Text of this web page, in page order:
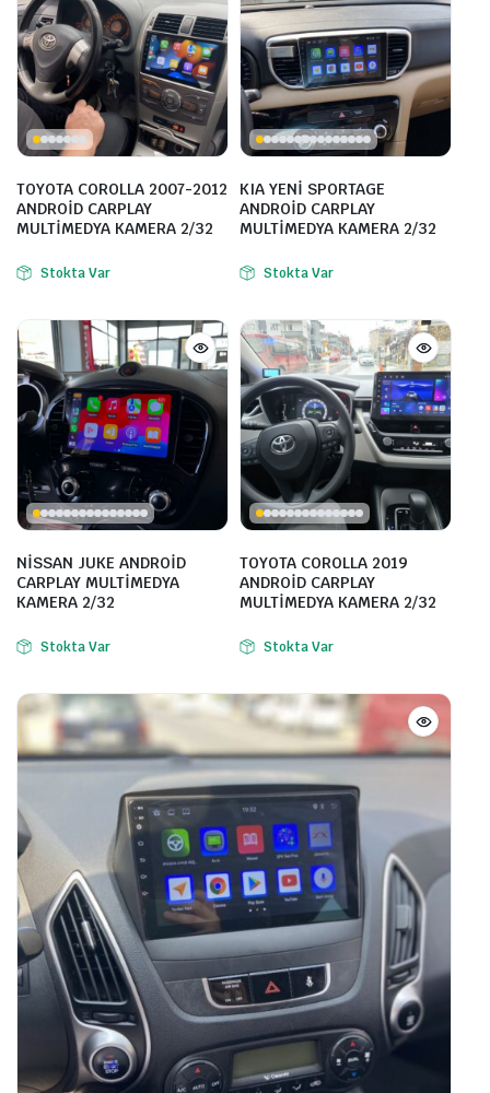
TOYOTA COROLLA 2007-2012
ANDROİD CARPLAY
MULTİMEDYA KAMERA 2/32
Stokta Var
KIA YENİ SPORTAGE
ANDROİD CARPLAY
MULTİMEDYA KAMERA 2/32
Stokta Var
NİSSAN JUKE ANDROİD
CARPLAY MULTİMEDYA
KAMERA 2/32
Stokta Var
TOYOTA COROLLA 2019
ANDROİD CARPLAY
MULTİMEDYA KAMERA 2/32
Stokta Var